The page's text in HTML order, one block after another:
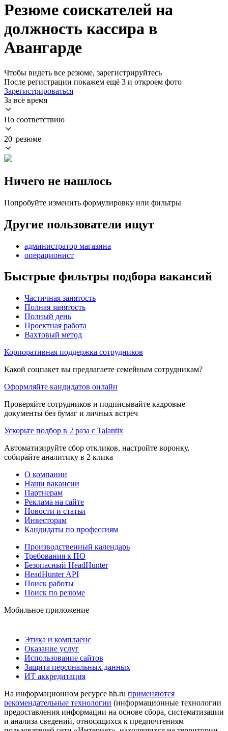
Резюме соискателей на
должность кассира в
Авангарде
Чтобы видеть все резюме, зарегистрируйтесь
После регистрации покажем ещё 3 и откроем фото
Зарегистрироваться
За всё время
По соответствию
20 резюме
Ничего не нашлось
Попробуйте изменить формулировку или фильтры
Другие пользователи ищут
администратор магазина
операционист
Быстрые фильтры подбора вакансий
Частичная занятость
Полная занятость
Полный день
Проектная работа
Вахтовый метод
Корпоративная поддержка сотрудников
Какой соцпакет вы предлагаете семейным сотрудникам?
Оформляйте кандидатов онлайн
Проверяйте сотрудников и подписывайте кадровые
документы без бумаг и личных встреч
Ускорьте подбор в 2 раза с Talantix
Автоматизируйте сбор откликов, настройте воронку,
собирайте аналитику в 2 клика
О компании
Наши вакансии
Партнерам
Реклама на сайте
Новости и статьи
Инвесторам
Кандидаты по профессиям
Производственный календарь
Требования к ПО
Безопасный HeadHunter
HeadHunter API
Поиск работы
Поиск по резюме
Мобильное приложение
Этика и комплаенс
Оказание услуг
Использование сайтов
Защита персональных данных
ИТ аккредитация
На информационном ресурсе hh.ru применяются
рекомендательные технологии (информационные технологии
предоставления информации на основе сбора, систематизации
и анализа сведений, относящихся к предпочтениям